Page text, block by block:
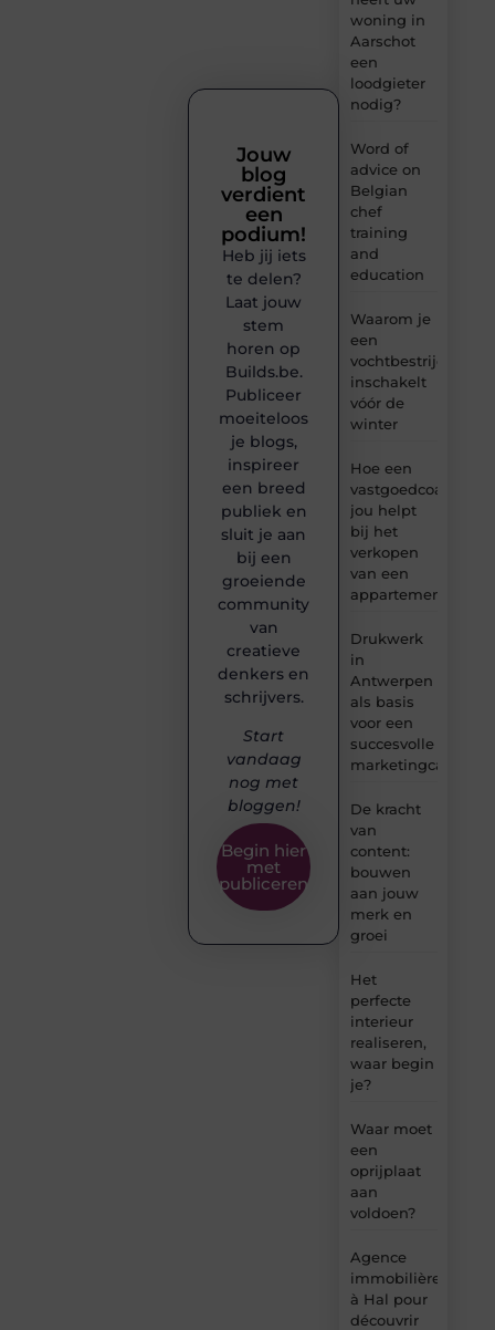
woning in
Aarschot
een
loodgieter
nodig?
Word of
advice on
Belgian
chef
training
and
education
Waarom je
een
inschakelt
vóór de
winter
Hoe een
vastgoedcoach
jou helpt
bij het
verkopen
van een
appartement
Drukwerk
in
Antwerpen
als basis
voor een
succesvolle
De kracht
van
content:
bouwen
aan jouw
merk en
groei
Het
perfecte
interieur
realiseren,
waar begin
je?
Waar moet
een
oprijplaat
aan
voldoen?
Agence
immobilière
à Hal pour
découvrir
Jouw
blog
verdient
een
podium!
Heb jij iets
te delen?
Laat jouw
stem
horen op
Builds.be.
Publiceer
moeiteloos
je blogs,
inspireer
een breed
publiek en
sluit je aan
bij een
groeiende
community
van
creatieve
denkers en
schrijvers.
Start
vandaag
nog met
bloggen!
Begin hier
met
publiceren